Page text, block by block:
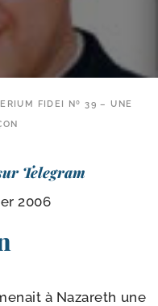
FIDEI Nº 39 – UNE
Telegram
2006
à Nazareth une